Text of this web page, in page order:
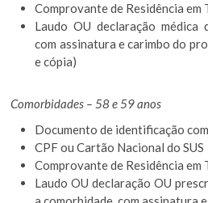
Comprovante de Residência em
Laudo OU declaração médica
com assinatura e carimbo do
e cópia)
Comorbidades – 58 e 59 anos
Documento de identificação
CPF ou Cartão Nacional do SUS
Comprovante de Residência em
Laudo OU declaração OU